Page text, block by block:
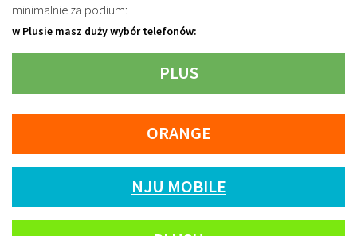
minimalnie za podium:
w Plusie masz duży wybór telefonów:
PLUS
ORANGE
NJU MOBILE